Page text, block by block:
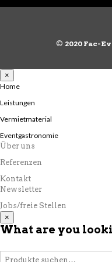
© 2020 Fac-
×
Home
Leistungen
Vermietmaterial
Eventgastronomie
Über uns
Referenzen
Kontakt
Newsletter
Jobs/freie Stellen
×
What are you